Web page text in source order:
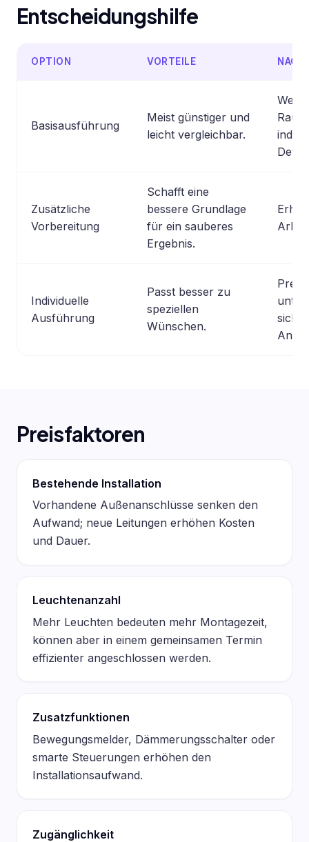
Entscheidungshilfe
OPTION VORTEILE
Basisausführung
Meist günstiger und
leicht vergleichbar.
Zusätzliche
Vorbereitung
Schafft eine
bessere Grundlage
für ein sauberes
Ergebnis.
Individuelle
Ausführung
Passt besser zu
speziellen
Wünschen.
Preise
sich
Preisfaktoren
Bestehende Installation
Vorhandene Außenanschlüsse senken den
Aufwand; neue Leitungen erhöhen Kosten
und Dauer.
Leuchtenanzahl
Mehr Leuchten bedeuten mehr Montagezeit,
können aber in einem gemeinsamen Termin
effizienter angeschlossen werden.
Zusatzfunktionen
Bewegungsmelder, Dämmerungsschalter oder
smarte Steuerungen erhöhen den
Installationsaufwand.
Zugänglichkeit